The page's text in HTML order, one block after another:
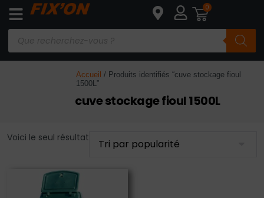
0
Accueil / Produits identifiés “cuve stockage fioul
1500L”
cuve stockage fioul 1500L
Voici le seul résultat